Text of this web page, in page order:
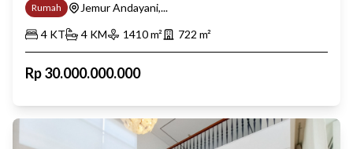
Rumah
Jemur Andayani,...
4 KT 4 KM 1410m² 722 m²
Rp30.000.000.000